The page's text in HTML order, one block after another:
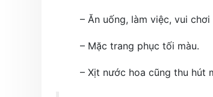
– Ăn uống, làm việc, vui
– Mặc trang phục tối màu.
– Xịt nước hoa cũng thu hút